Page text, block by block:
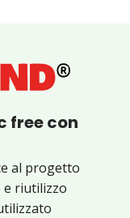
free con
al progetto
e riutilizzo